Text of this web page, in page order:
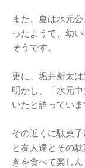
また、夏は水元
ったようで、幼
そうです。
更に、堀井新太
明かし、「水元
いたと語っていま
その近くに駄菓
と友人達とその
きを食べて楽し